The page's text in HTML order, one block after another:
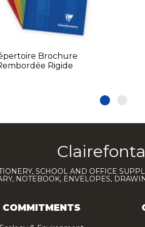
Brochure
Rigide
SCHOOL AND OFFICE
NOTEBOOK, ENVELOPES,
COMMITMENTS